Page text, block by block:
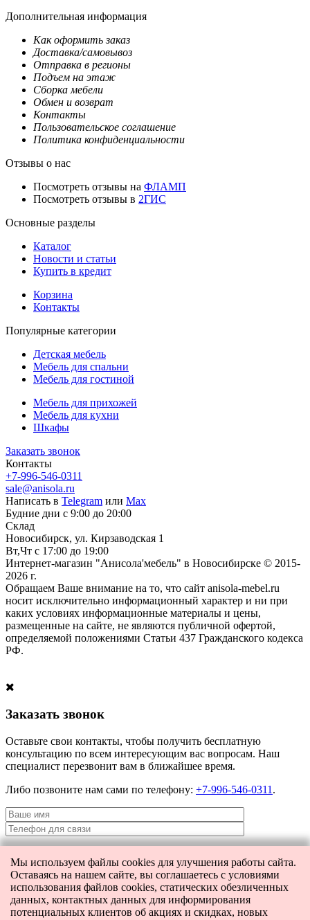
Дополнительная информация
Как оформить заказ
Доставка/самовывоз
Отправка в регионы
Подъем на этаж
Сборка мебели
Обмен и возврат
Контакты
Пользовательское соглашение
Политика конфиденциальности
Отзывы о нас
Посмотреть отзывы на ФЛАМП
Посмотреть отзывы в 2ГИС
Основные разделы
Каталог
Новости и статьи
Купить в кредит
Корзина
Контакты
Популярные категории
Детская мебель
Мебель для спальни
Мебель для гостиной
Мебель для прихожей
Мебель для кухни
Шкафы
Заказать звонок
Контакты
+7-996-546-0311
sale@anisola.ru
Написать в Telegram или Max
Будние дни с 9:00 до 20:00
Склад
Новосибирск, ул. Кирзаводская 1
Вт,Чт с 17:00 до 19:00
Интернет-магазин "Анисола'мебель" в Новосибирске © 2015-
2026 г.
Обращаем Ваше внимание на то, что сайт anisola-mebel.ru
носит исключительно информационный характер и ни при
каких условиях информационные материалы и цены,
размещенные на сайте, не являются публичной офертой,
определяемой положениями Статьи 437 Гражданского кодекса
РФ.
Заказать звонок
Оставьте свои контакты, чтобы получить бесплатную
консультацию по всем интересующим вас вопросам. Наш
специалист перезвонит вам в ближайшее время.
Либо позвоните нам сами по телефону: +7-996-546-0311 .
Я даю согласие наобработку персональных данныхи согласие на
передачу этих данных третьим лицам.
Мы используем файлы cookies для улучшения работы сайта.
Оставаясь на нашем сайте, вы соглашаетесь с условиями
использования файлов cookies, статических обезличенных
данных, контактных данных для информирования
потенциальных клиентов об акциях и скидках, новых